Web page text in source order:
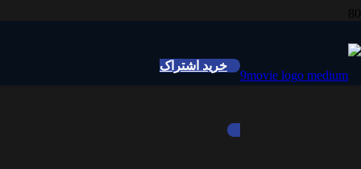
خرید اشتراک